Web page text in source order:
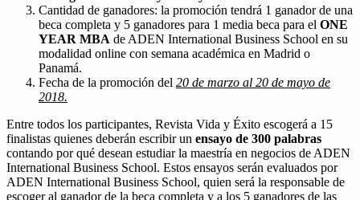
Cantidad de ganadores: la promoción tendrá 1 ganador de una
beca completa y 5 ganadores para 1 media beca para el ONE
YEAR MBA de ADEN International Business School en su
modalidad online con semana académica en Madrid o
Panamá.
Fecha de la promoción del 20 de marzo al 20 de mayo de
2018.
Entre todos los participantes, Revista Vida y Éxito escogerá a 15
finalistas quienes deberán escribir un ensayo de 300 palabras
contando por qué desean estudiar la maestría en negocios de ADEN
International Business School. Estos ensayos serán evaluados por
ADEN International Business School, quien será la responsable de
escoger al ganador de la beca completa y a los 5 ganadores de las